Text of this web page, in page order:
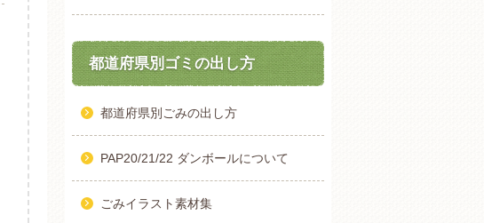
都道府県別ゴミの出し方
都道府県別ごみの出し方
PAP20/21/22 ダンボールについて
ごみイラスト素材集